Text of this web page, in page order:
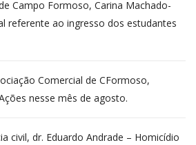
Campo Formoso, Carina Machado-
referente ao ingresso dos estudantes
Comercial de CFormoso,
nesse mês de agosto.
civil, dr. Eduardo Andrade – Homicídio